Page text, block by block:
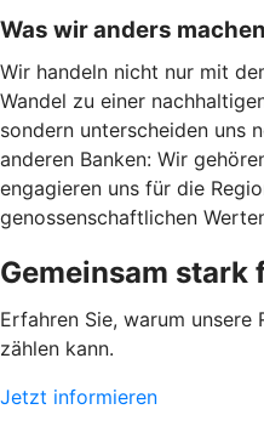
Was wir anders machen
Wir handeln nicht nur mit
Wandel zu einer
sondern unterscheiden uns
anderen Banken: Wir
engagieren uns für die
genossenschaftlichen
Gemeinsam
Erfahren Sie, warum
zählen kann.
Jetzt informieren